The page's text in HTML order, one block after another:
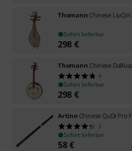
Thomann Chinese
Sofort lieferbar
298 €
Thomann Chinese
4
Sofort lieferbar
298 €
Artino Chinese QuDi Pro
3
Sofort lieferbar
58€